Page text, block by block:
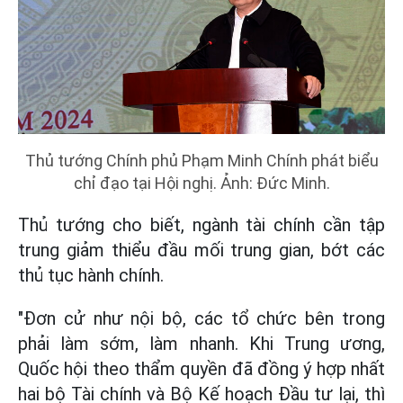
Thủ tướng Chính phủ Phạm Minh Chính phát biểu
chỉ đạo tại Hội nghị. Ảnh: Đức Minh.
Thủ tướng cho biết, ngành tài chính cần tập
trung giảm thiểu đầu mối trung gian, bớt các
thủ tục hành chính.
"Đơn cử như nội bộ, các tổ chức bên trong
phải làm sớm, làm nhanh. Khi Trung ương,
Quốc hội theo thẩm quyền đã đồng ý hợp nhất
hai bộ Tài chính và Bộ Kế hoạch Đầu tư lại, thì